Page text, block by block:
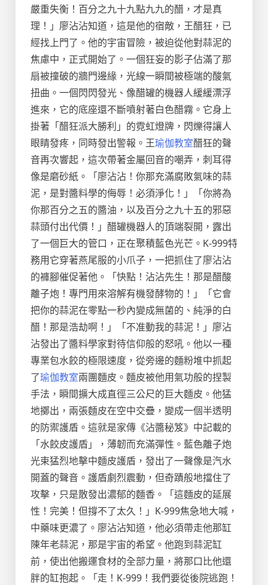
嚴重失衡！百分之九十九點九九的醋，才是真
理！」廖沾沾知道，這是他的宿敵，王醋狂，已
經找上門了。他的宇宙冒險，被迫從他對蒜泥的
焦慮中，正式開始了。一個狂妄的影子佔滿了那
扇被撞破的牆門邊緣，光線一瞬間被極端的酸氣
扭曲。一個閃閃發光、像醋罐的機器人緩緩漂浮
進來，它的底座還不斷噴射著白色醋霧。它身上
掛著「醋狂派大勝利」的霓虹燈牌，閃爍得讓人
眼睛發疼，同時發出警報。王瑜伽教室醋狂的聲
音再次響起，這次帶著金屬回音的嘲弄，刺耳得
像是磨砂紙。「廖沾沾！你那充滿腐敗氣味的蒜
泥，是對醬料學的侮辱！必須淨化！」「你將為
你那百分之五的醬油，以及百分之九十五的邪惡
蒜頭付出代價！」醋罐機器人的頂端裂開，露出
了一個巨大的管口，正在聚積藍色光芒。K-999特
務用它穿著燕尾服的小爪子，一把抓住了廖沾沾
的褲腳催促著他。「快點！沾沾先生！那是醋酸
離子炮！專門用來溶解有機發酵物的！」「它會
把你的蒜泥在零點一秒內變成無菌的、純淨的白
醋！那是浩劫啊！」「不准動我的蒜泥！」廖沾
沾發出了醬料學家對待信仰般的怒吼。他以一種
專業包水餃的極限速度，從旁邊的麵粉堆中抓起
了瑜伽教室兩團麵皮。麵皮被他用氣功般的捏製
手法，瞬間擴大成直徑三公尺的巨大麵皮。他猛
地擲出，兩張麵皮在空中交疊，變成一個半透明
的防禦護盾。這就是家傳《沾醬秘笈》中記載的
「水餃皮護盾」，薄韌而充滿彈性。藍色離子炮
光束猛烈地擊中麵皮護盾，發出了一聲像是汽水
開蓋的聲音。護盾劇烈震動，但奇蹟般地擋住了
攻擊，只是散發出濃郁的麵香。「這麵皮的延展
性！完美！但撐不了太久！」K-999焦急地大喊，
中藥味更濃了。廖沾沾知道，他必須帶走他那缸
陳年老蒜泥，那是宇宙的希望。他跑到蒜泥缸
前，使出他搬運食材的全部力量，將那口比他還
胖的缸抱起。「走！K-999！我們要從後院逃跑！